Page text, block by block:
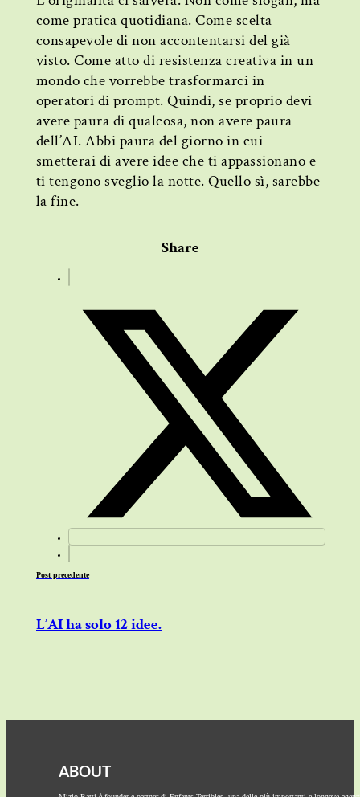
come pratica quotidiana. Come scelta
consapevole di non accontentarsi del già
visto. Come atto di resistenza creativa in un
mondo che vorrebbe trasformarci in
operatori di prompt. Quindi, se proprio devi
avere paura di qualcosa, non avere paura
dell’AI. Abbi paura del giorno in cui
smetterai di avere idee che ti appassionano e
ti tengono sveglio la notte. Quello sì, sarebbe
la fine.
Share
Post precedente
L’AI ha solo 12 idee.
ABOUT